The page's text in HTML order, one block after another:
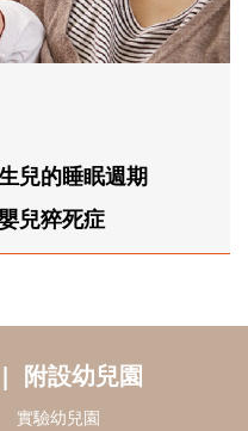
兒的睡眠週期
兒猝死症
附設幼兒園
實驗幼兒園